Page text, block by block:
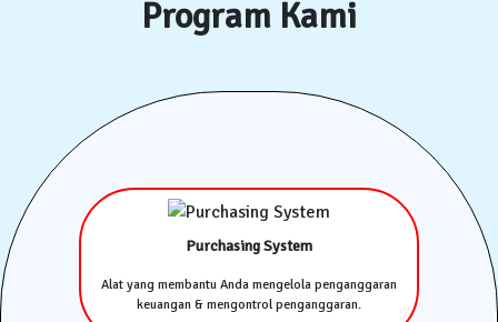
Program Kami
Purchasing System
Alat yang membantu Anda mengelola penganggaran
keuangan & mengontrol penganggaran.